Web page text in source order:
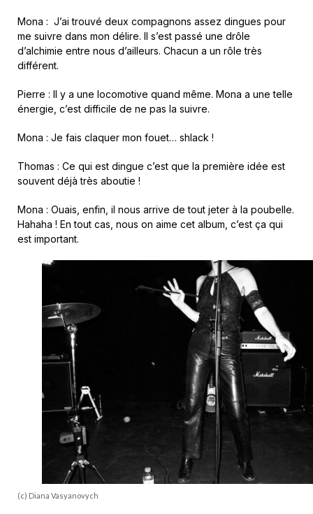
Mona : J’ai trouvé deux compagnons assez dingues pour
me suivre dans mon délire. Il s’est passé une drôle
d’alchimie entre nous d’ailleurs. Chacun a un rôle très
différent.
Pierre : Il y a une locomotive quand même. Mona a une telle
énergie, c’est difficile de ne pas la suivre.
Mona : Je fais claquer mon fouet… shlack !
Thomas : Ce qui est dingue c’est que la première idée est
souvent déjà très aboutie !
Mona : Ouais, enfin, il nous arrive de tout jeter à la poubelle.
Hahaha ! En tout cas, nous on aime cet album, c’est ça qui
est important.
(c) Diana Vasyanovych